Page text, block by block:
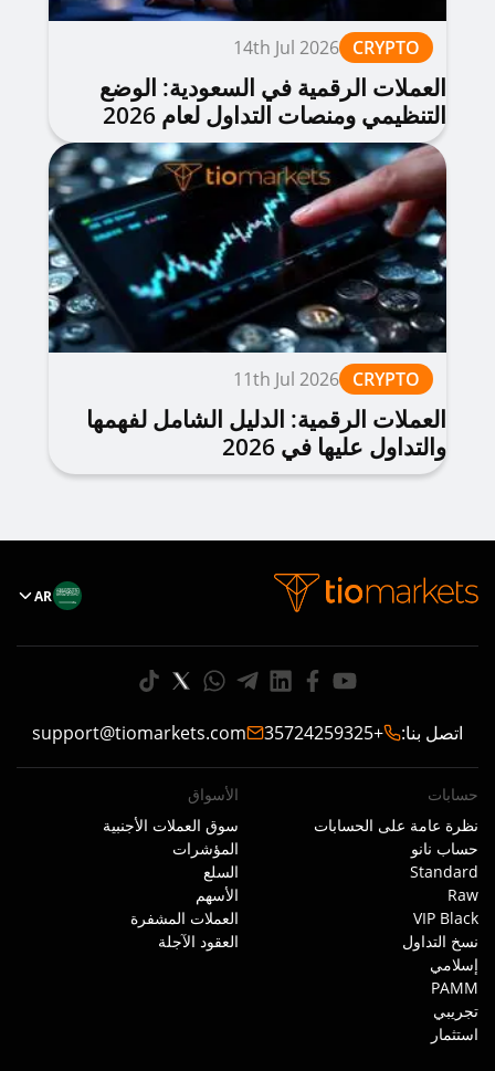
CRYPTO
14th Jul 2026
العملات الرقمية في السعودية: الوضع
التنظيمي ومنصات التداول لعام 2026
CRYPTO
11th Jul 2026
العملات الرقمية: الدليل الشامل لفهمها
والتداول عليها في 2026
AR
اتصل بنا:
+35724259325
support@tiomarkets.com
حسابات
نظرة عامة على الحسابات
حساب نانو
Standard
Raw
VIP Black
نسخ التداول
إسلامي
PAMM
تجريبي
استثمار
الأسواق
سوق العملات الأجنبية
المؤشرات
السلع
الأسهم
العملات المشفرة
العقود الآجلة